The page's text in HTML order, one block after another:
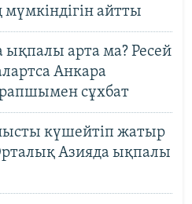
айтты
арта ма? Ресей
Анкара
сұхбат
күшейтіп жатыр
Азияда ықпалы